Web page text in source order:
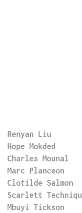
Renyan Liu
Hope Mokded
Charles Mounal
Marc Planceon
Clotilde Salmon
Scarlett
Mbuyi Tickson